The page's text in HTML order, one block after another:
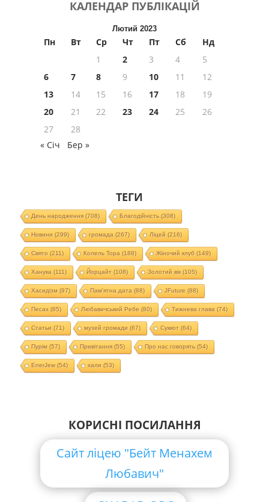
КАЛЕНДАР ПУБЛІКАЦІЙ
Лютий 2023
Пн Вт Ср Чт Пт Сб
Нд
1
2 3 4
5
6
7 8 9 10 11
12
13
14 15 16 17 18
19
20
21 22 23 24 25
26
27
28
« Січ
Бер »
ТЕГИ
День народження(708) Благодійність(308)
Новини (299) громада (267) Ліцей (216)
Свято (211) Колель Тора (188) Жіночий клуб (149)
Ханука (111) Йорцайт (108) Золотий вік(105)
Хасидізм (97) Пам'ятна дата (88) JFuture (88)
Песах(85) Любавичський Ребе (80) Тижнева глава (74)
Статьи (71) музей громади (67) Суккот (64)
Пурім (57) Привітання(55) Про нас говорять(54)
EnerJew(54) хали (53)
КОРИСНІ ПОСИЛАННЯ
Сайт ліцею "Бейт Менахем
Любавич"